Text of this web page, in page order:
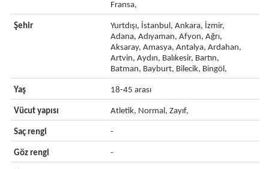
Fransa,
Şehir
Yurtdışı, İstanbul, Ankara, İzmir,
Adana, Adıyaman, Afyon, Ağrı,
Aksaray, Amasya, Antalya, Ardahan,
Artvin, Aydın, Balıkesir, Bartın,
Batman, Bayburt, Bilecik, Bingöl,
Yaş 18-45 arası
Vücut yapısı Atletik, Normal, Zayıf,
Saç rengi -
Göz rengi -